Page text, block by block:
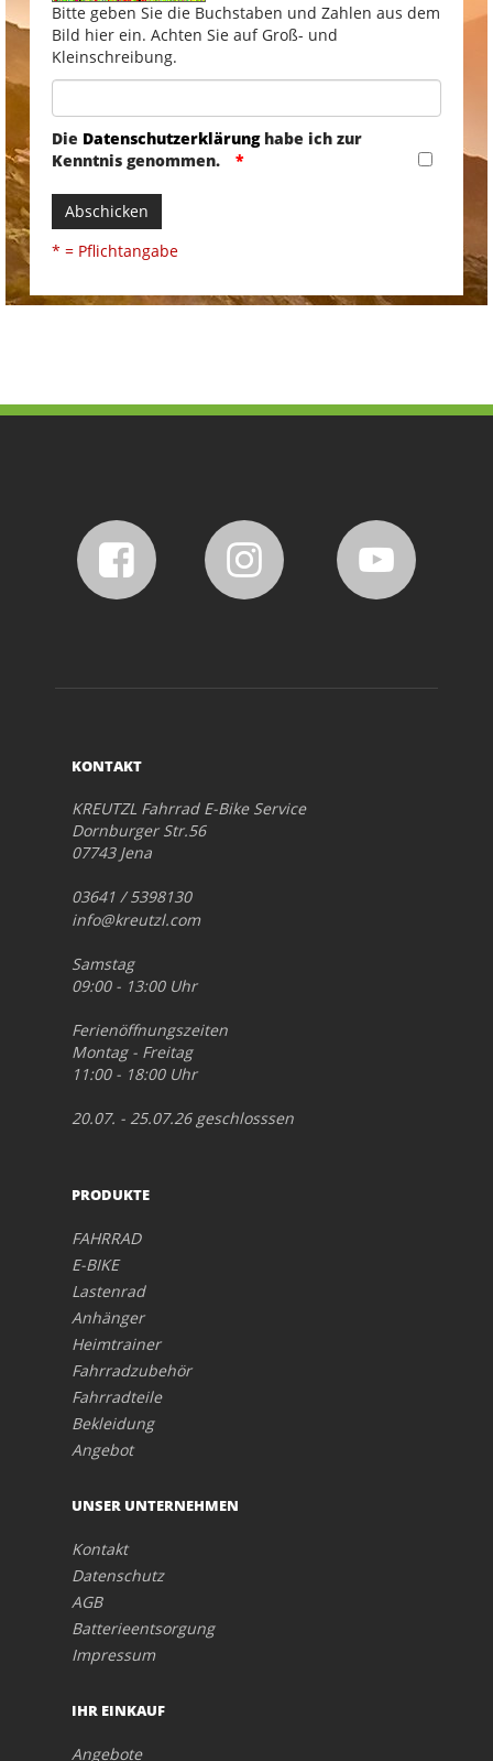
Bitte geben Sie die Buchstaben und Zahlen aus dem
Bild hier ein. Achten Sie auf Groß- und
Kleinschreibung.
Die Datenschutzerklärunghabe ich zur
Kenntnis genommen.
Abschicken
* = Pflichtangabe
KONTAKT
KREUTZL Fahrrad E-Bike Service
Dornburger Str.56
07743 Jena
03641 / 5398130
info@kreutzl.com
Samstag
09:00 - 13:00 Uhr
Ferienöffnungszeiten
Montag - Freitag
11:00 - 18:00 Uhr
20.07. - 25.07.26 geschlosssen
PRODUKTE
FAHRRAD
E-BIKE
Lastenrad
Anhänger
Heimtrainer
Fahrradzubehör
Fahrradteile
Bekleidung
Angebot
UNSER UNTERNEHMEN
Kontakt
Datenschutz
AGB
Batterieentsorgung
Impressum
IHR EINKAUF
Angebote